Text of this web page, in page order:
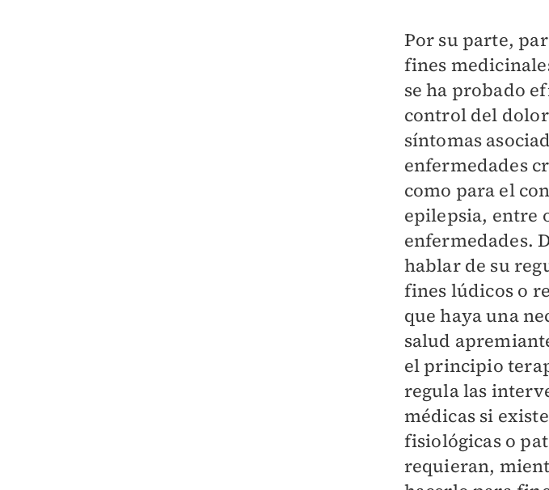
Por su parte,
fines
se ha probado
control del
síntomas
enfermedades
como para el
epilepsia, entre
enfermedades.
hablar de su
fines lúdicos o
que haya una
salud
el principio
regula las
médicas si
fisiológicas o
requieran,